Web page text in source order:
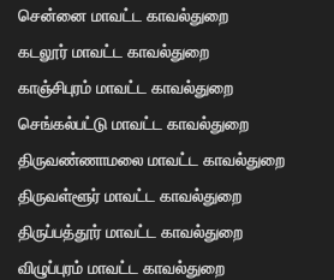
சென்னை மாவட்ட காவல்துறை
கடலூர் மாவட்ட காவல்துறை
காஞ்சிபுரம் மாவட்ட காவல்துறை
செங்கல்பட்டு மாவட்ட காவல்துறை
திருவண்ணாமலை மாவட்ட காவல்துறை
திருவள்ளூர் மாவட்ட காவல்துறை
திருப்பத்தூர் மாவட்ட காவல்துறை
விழுப்புரம் மாவட்ட காவல்துறை